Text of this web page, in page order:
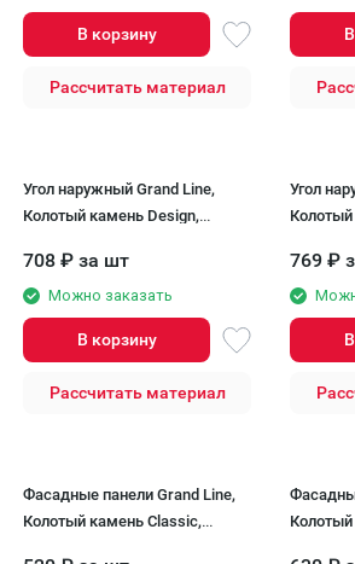
В корзину
Рассчитать материал
Угол наружный Grand Line,
Колотый камень Design,
708 ₽ за шт
Можно заказать
В корзину
Рассчитать материал
Угол
769 ₽
Фасадные панели Grand Line,
Колотый камень Classic,